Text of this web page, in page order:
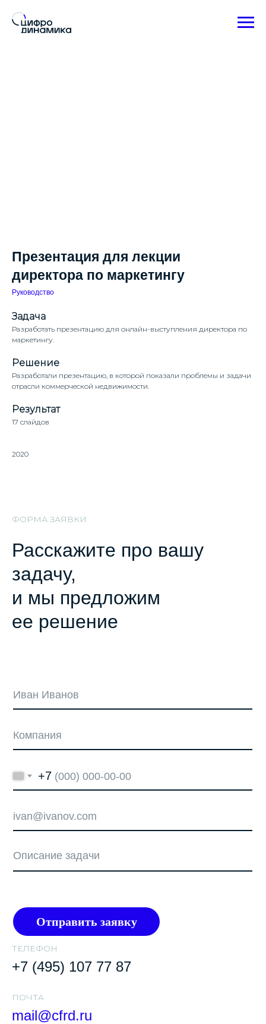
Презентация для лекции
директора по маркетингу
Руководство
Задача
Разработать презентацию для онлайн-выступления директора по
маркетингу.
Решение
Разработали презентацию, в которой показали проблемы и задачи
отрасли коммерческой недвижимости.
Результат
17 слайдов
2020
ТЕЛЕФОН
ПОЧТA
+7 (495) 107 77 87
mail@cfrd.ru
+7
Отправить заявку
ФОРМА ЗАЯВКИ
Расскажите про вашу
задачу,
и мы предложим
ее решение